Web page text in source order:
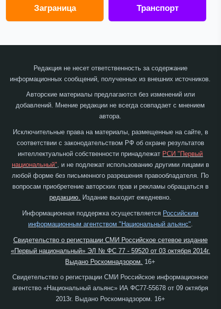
Заграница Транспорт
Редакция не несет ответственность за содержание
информационных сообщений, полученных из внешних источников.
Авторские материалы предлагаются без изменений или
добавлений. Мнение редакции не всегда совпадает с мнением
автора.
Исключительные права на материалы, размещенные на сайте, в
соответствии с законодательством РФ об охране результатов
интеллектуальной собственности принадлежат РСИ "Первый
национальный", и не подлежат использованию другими лицами в
любой форме без письменного разрешения правообладателя. По
вопросам приобретение авторских прав и рекламы обращаться в
редакцию. Издание выходит ежедневно.
Информационная поддержка осуществляется Российским
информационным агентством "Национальный альянс"
Свидетельство о регистрации СМИ Российское сетевое издание
«Первый национальный» ЭЛ № ФС 77 - 59520 от 03 октября 2014г.
Выдано Роскомнадзором.
16+
Свидетельство о регистрации СМИ Российское информационное
агентство «Национальный альянс» ИА ФС77-55678 от 09 октября
2013г. Выдано Роскомнадзором. 16+